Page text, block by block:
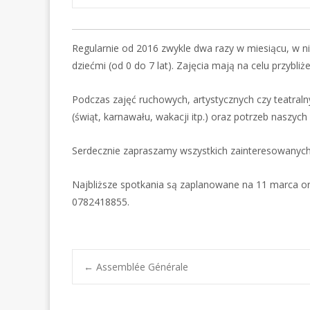
Regularnie od 2016 zwykle dwa razy w miesiącu, w
dziećmi (od 0 do 7 lat). Zajęcia mają na celu
Podczas zajęć ruchowych, artystycznych czy
(świąt, karnawału, wakacji itp.) oraz potrzeb naszych
Serdecznie zapraszamy wszystkich
Najbliższe spotkania są zaplanowane na 11 marca
0782418855.
Post
← Assemblée Générale